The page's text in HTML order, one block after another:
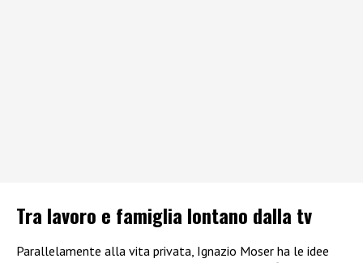
Tra lavoro e famiglia lontano dalla tv
Parallelamente alla vita privata, Ignazio Moser ha le idee